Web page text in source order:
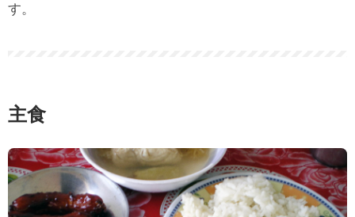
す。
主食